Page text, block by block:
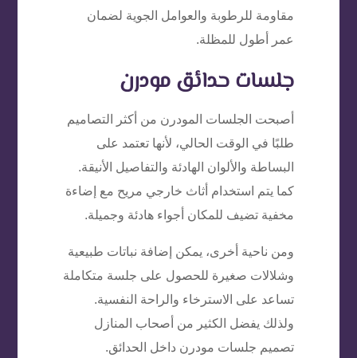
مقاومة للرطوبة والعوامل الجوية لضمان
عمر أطول للمظلة.
جلسات حدائق مودرن
أصبحت الجلسات المودرن من أكثر التصاميم
طلبًا في الوقت الحالي، لأنها تعتمد على
البساطة والألوان الهادئة والتفاصيل الأنيقة.
كما يتم استخدام أثاث خارجي مريح مع إضاءة
مخفية تضيف للمكان أجواء هادئة وجميلة.
ومن ناحية أخرى، يمكن إضافة نباتات طبيعية
وشلالات صغيرة للحصول على جلسة متكاملة
تساعد على الاسترخاء والراحة النفسية.
ولذلك يفضل الكثير من أصحاب المنازل
تصميم جلسات مودرن داخل الحدائق.